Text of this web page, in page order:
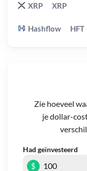
Zie hoeveel
je dollar-
Had geïnvesteerd
$
XRP XRP
Hashflow HFT